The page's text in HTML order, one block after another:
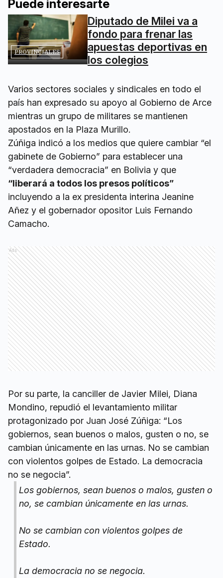
Puede interesarte
PROVINCIALES
Diputado de Milei va a
fondo para frenar las
apuestas deportivas en
los colegios
Varios sectores sociales y sindicales en todo el
país han expresado su apoyo al Gobierno de Arce
mientras un grupo de militares se mantienen
apostados en la Plaza Murillo.
Zúñiga indicó a los medios que quiere cambiar “el
gabinete de Gobierno” para establecer una
“verdadera democracia” en Bolivia y que
“liberará a todos los presos políticos”
incluyendo a la ex presidenta interina Jeanine
Añez y el gobernador opositor Luis Fernando
Camacho.
Ads
Por su parte, la canciller de Javier Milei, Diana
Mondino, repudió el levantamiento militar
protagonizado por Juan José Zúñiga: “Los
gobiernos, sean buenos o malos, gusten o no, se
cambian únicamente en las urnas. No se cambian
con violentos golpes de Estado. La democracia
no se negocia”.
Los gobiernos, sean buenos o malos, gusten o
no, se cambian únicamente en las urnas.
No se cambian con violentos golpes de
Estado.
La democracia no se negocia.